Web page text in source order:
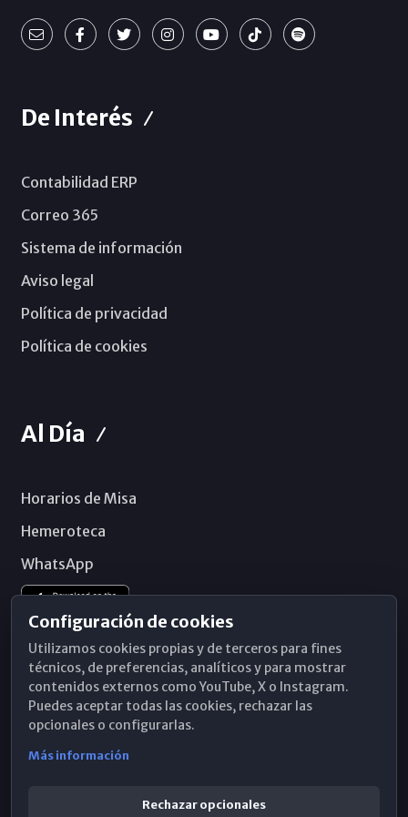
De Interés
Contabilidad ERP
Correo 365
Sistema de información
Aviso legal
Política de privacidad
Política de cookies
Al Día
Horarios de Misa
Hemeroteca
WhatsApp
Configuración de cookies
Utilizamos cookies propias y de terceros para fines
técnicos, de preferencias, analíticos y para mostrar
contenidos externos como YouTube, X o Instagram.
Puedes aceptar todas las cookies, rechazar las
opcionales o configurarlas.
Más información
Rechazar opcionales